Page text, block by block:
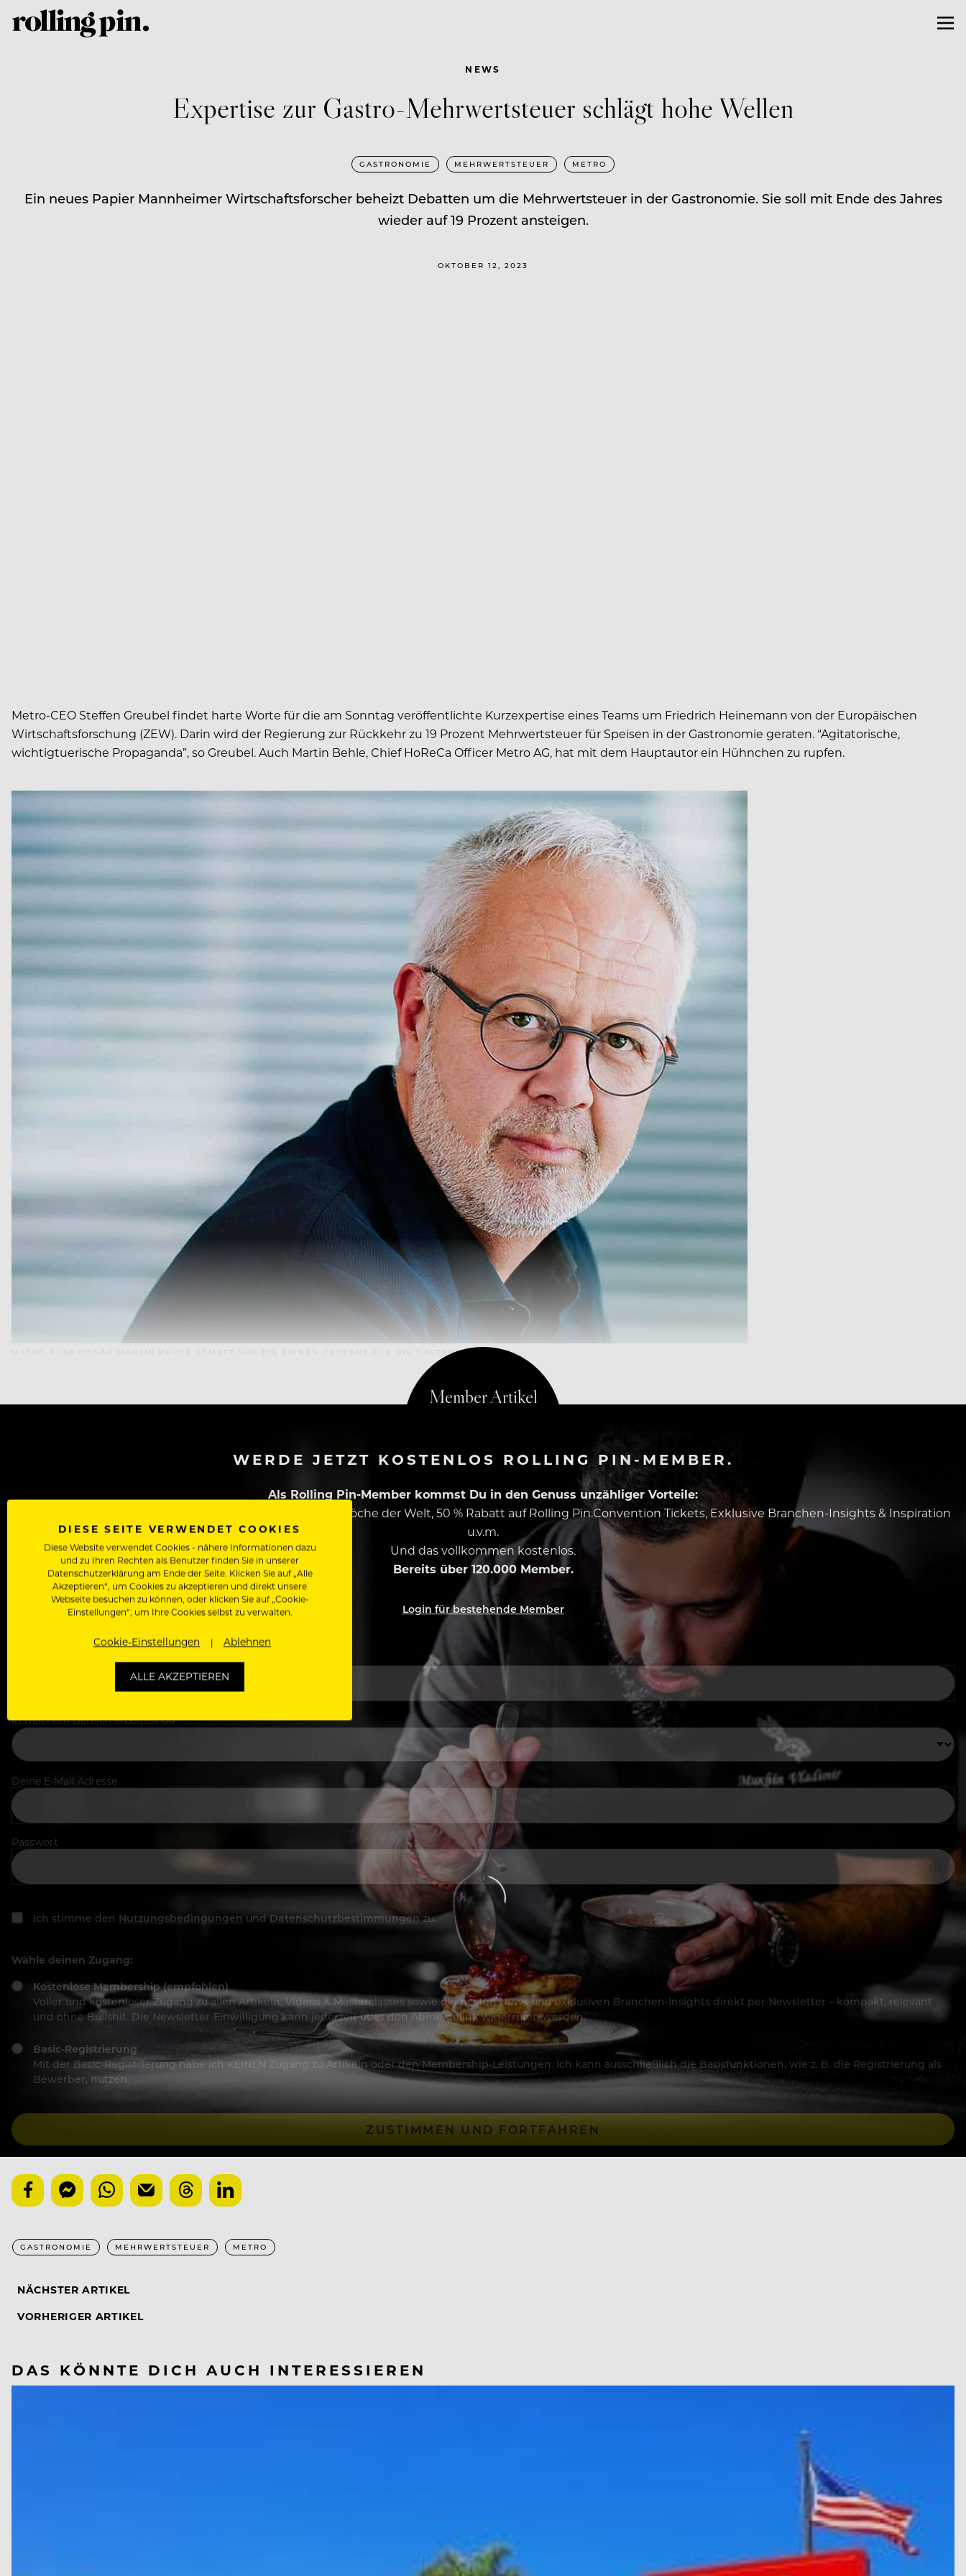
NEWS
Expertise zur Gastro-Mehrwertsteuer schlägt hohe Wellen
GASTRONOMIE MEHRWERTSTEUER METRO
Ein neues Papier Mannheimer Wirtschaftsforscher beheizt Debatten um die Mehrwertsteuer in der Gastronomie. Sie soll mit Ende des Jahres
wieder auf 19 Prozent ansteigen.
OKTOBER 12, 2023
Metro-CEO Steffen Greubel findet harte Worte für die am Sonntag veröffentlichte Kurzexpertise eines Teams um Friedrich Heinemann von der Europäischen
Wirtschaftsforschung (ZEW). Darin wird der Regierung zur Rückkehr zu 19 Prozent Mehrwertsteuer für Speisen in der Gastronomie geraten. “Agitatorische,
wichtigtuerische Propaganda”, so Greubel. Auch Martin Behle, Chief HoReCa Officer Metro AG, hat mit dem Hauptautor ein Hühnchen zu rupfen.
METRO-FUNKTIONÄR MARTIN BEHLE KÄMPFT FÜR DIE SIEBEN PROZENT FÜR DIE GASTRONOMIE
WERDE JETZT KOSTENLOS ROLLING PIN-MEMBER.
Als Rolling Pin-Member kommst Du in den Genuss unzähliger Vorteile:
Zugriff auf alle Artikel, Videos & Masterclasses der besten Köche der Welt, 50 % Rabatt auf Rolling Pin.Convention Tickets, Exklusive Branchen-Insights & Inspiration
u.v.m.
Und das vollkommen kostenlos.
Bereits über 120.000 Member.
Login für bestehende Member
In welchem Bereich arbeitest du
Deine E-Mail Adresse
Passwort
Ich stimme den Nutzungsbedingungen und Datenschutzbestimmungenzu.
Wähle deinen Zugang:
Kostenlose Membership (empfohlen)
Voller und kostenloser Zugang zu allen Artikeln, Videos & Masterclasses sowie die besten News und exklusiven Branchen-Insights direkt per Newsletter – kompakt, relevant
und ohne Bullshit. Die Newsletter-Einwilligung kann jederzeit über den Abmeldelink widerrufen werden.
Basic-Registrierung
Mit der Basic-Registrierung habe ich KEINEN Zugang zu Artikeln oder den Membership-Leistungen. Ich kann ausschließlich die Basisfunktionen, wie z. B. die Registrierung als
Bewerber, nutzen.
ZUSTIMMEN UND FORTFAHREN
GASTRONOMIE MEHRWERTSTEUER METRO
NÄCHSTER ARTIKEL
VORHERIGER ARTIKEL
DAS KÖNNTE DICH AUCH INTERESSIEREN
DIESE SEITE VERWENDET COOKIES
Diese Website verwendet Cookies - nähere Informationen dazu
und zu Ihren Rechten als Benutzer finden Sie in unserer
Datenschutzerklärung am Ende der Seite. Klicken Sie auf „Alle
Akzeptieren“, um Cookies zu akzeptieren und direkt unsere
Webseite besuchen zu können, oder klicken Sie auf „Cookie-
Einstellungen“, um Ihre Cookies selbst zu verwalten.
Cookie-Einstellungen Ablehnen
ALLE AKZEPTIEREN